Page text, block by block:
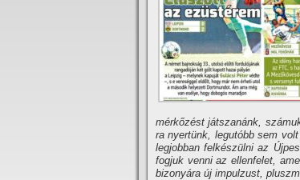
mérkőzést játszanánk,
ra nyertünk, legutóbb sem
legjobban felkészülni az
fogjuk venni az ellenfelet,
bizonyára új impulzust,